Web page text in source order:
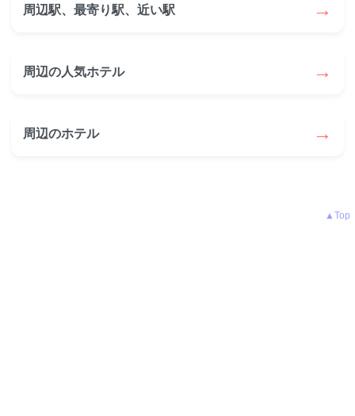
周辺駅、最寄り駅、近い駅 →
周辺の人気ホテル →
周辺のホテル →
▲Top